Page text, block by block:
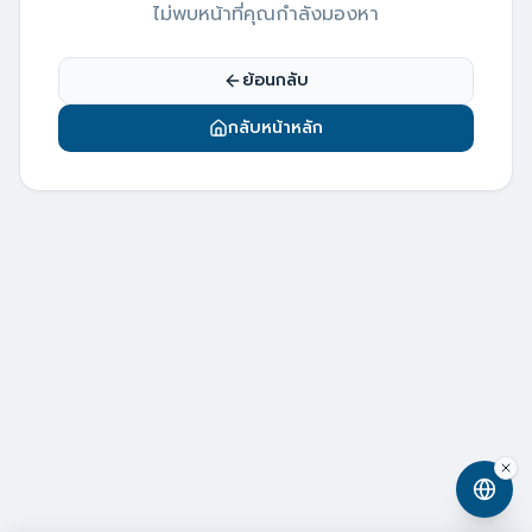
ไม่พบหน้าที่คุณกำลังมองหา
ย้อนกลับ
กลับหน้าหลัก